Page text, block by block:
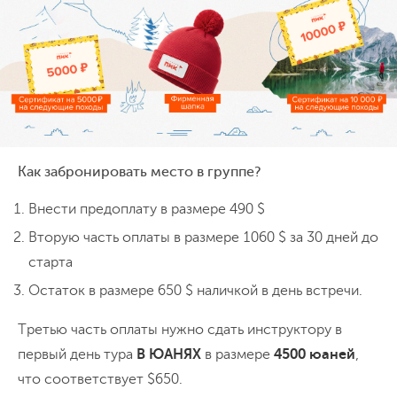
внешний лифт в мире поднимет нас на
высоту330 метров . Затем мы продолжим
прогулку по отдалённым районам
парка .
Прогулка по парку Чжанцзяцзе (около 20 км пешком)
Горный лифт Байлун
Ночёвка в гостинице
День 10
Каньон Чжанцзяцзе, стеклянный мост
и пещера Желтого Дракона
С утра мы отправимся в природный
пещера Хуанлунили Пещера Жёлтого
Дракона. Это карстовый пещерный
подземной рекой и водопадами. Пещера
Поездка 2 ч туда-обратно
Прогулка по стеклянному мосту над каньоном
День 11
Возвращение в Гуанчжоу
Как забронировать место в группе?
Внести предоплату в размере 490 $
Вторую часть оплаты в размере 1060 $ за 30 дней до
старта
Остаток в размере 650 $ наличкой в день встречи.
Третью часть оплаты нужно сдать инструктору в
первый день тура В ЮАНЯХ в размере 4500 юаней,
что соответствует $650.